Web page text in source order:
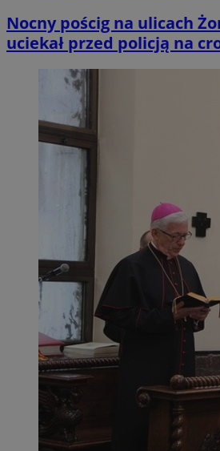
Nocny pościg na ulicach
uciekał przed policją na